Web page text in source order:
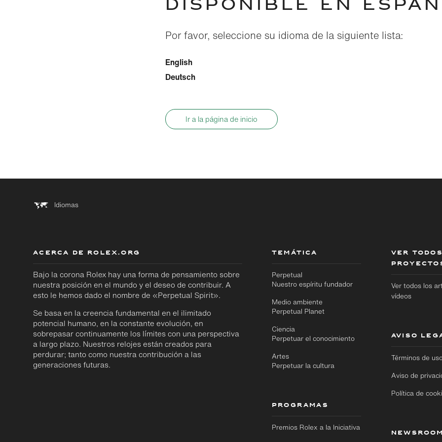
Ir
DISPONIBLE EN
Por favor, seleccione su idioma de la siguiente lista:
English
Deutsch
Ir a la página de inicio
Idiomas
ACERCA DE ROLEX.ORG
Bajo la corona Rolex hay una forma de pensamiento sobre
nuestra posición en el mundo y el deseo de contribuir. A
esto le hemos dado el nombre de «Perpetual Spirit».
Se basa en la creencia fundamental en el ilimitado
potencial humano, en la constante evolución, en
sobrepasar continuamente los límites con una perspectiva
a largo plazo. Nuestros relojes están creados para
perdurar; tanto como nuestra contribución a las
generaciones futuras.
TEMÁTICA
Perpetual
Nuestro espíritu fundador
Medio ambiente
Perpetual Planet
Ciencia
Perpetuar el conocimiento
Artes
Perpetuar la cultura
PROGRAMAS
Premios Rolex a la Iniciativa
VER
Ver todos los
vídeos
AVISO
Términos de
Aviso de
Política de
NEWSROOM